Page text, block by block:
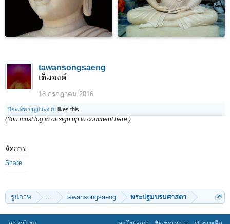
tawansongsaeng
เต็มองค์
18 กรกฎาคม 2016
ปิยะเทพ บุญประจวบ likes this.
(You must log in or sign up to comment here.)
จัดการ
Share
รูปภาพ ... tawansongsaeng พระปฐมบรมศาสดา